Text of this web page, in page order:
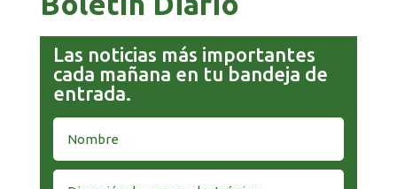
Las noticias más importantes
cada mañana en tu bandeja de
entrada.